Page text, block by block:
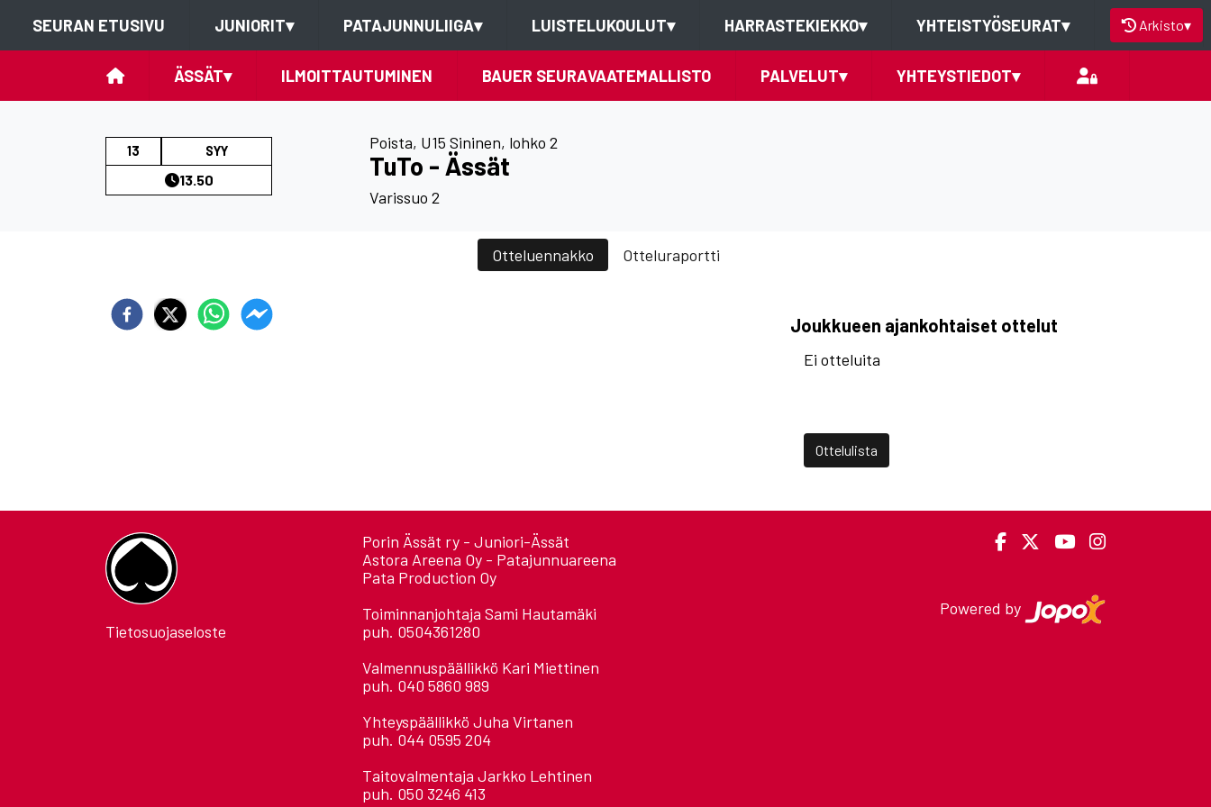
SEURAN ETUSIVU JUNIORIT▾ PATAJUNNULIIGA▾ LUISTELUKOULUT▾ HARRASTEKIEKKO▾ YHTEISTYÖSEURAT▾ Arkisto▾
ÄSSÄT▾ ILMOITTAUTUMINEN BAUER SEURAVAATEMALLISTO PALVELUT▾ YHTEYSTIEDOT▾
13 SYY
13.50
Poista, U15 Sininen, lohko 2
TuTo - Ässät
Varissuo 2
Otteluennakko Otteluraportti
Joukkueen ajankohtaiset ottelut
Ei otteluita
Ottelulista
Tietosuojaseloste
Porin Ässät ry - Juniori-Ässät
Astora Areena Oy - Patajunnuareena
Pata Production Oy
Toiminnanjohtaja Sami Hautamäki
puh. 0504361280
Valmennuspäällikkö Kari Miettinen
puh. 040 5860 989
Yhteyspäällikkö Juha Virtanen
puh. 044 0595 204
Taitovalmentaja Jarkko Lehtinen
puh. 050 3246 413
Powered by